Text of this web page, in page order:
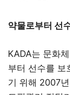
약물로부터 선
KADA는 문화
부터 선수를 보
기 위해 2007